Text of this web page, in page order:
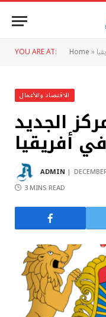
YOU ARE AT: Home»
الاقتصاد والأعمال
الجديد
أفريقيا
ADMIN
3 MINS READ